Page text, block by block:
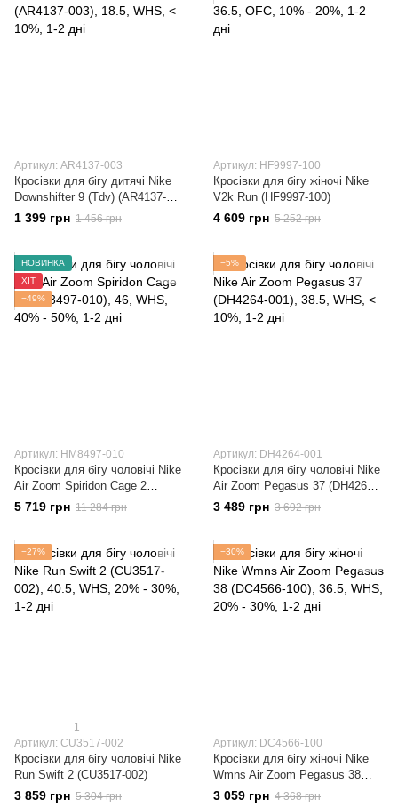
Артикул: AR4137-003
Кросівки для бігу дитячі Nike
Downshifter 9 (Tdv) (AR4137-
003)
1 399 грн 1 456 грн
Артикул: HF9997-100
Кросівки для бігу жіночі Nike
V2k Run (HF9997-100)
4 609 грн 5 252 грн
НОВИНКА
ХІТ
−49%
Артикул: HM8497-010
Кросівки для бігу чоловічі Nike
Air Zoom Spiridon Cage 2
(HM8497-010)
5 719 грн 11 284 грн
−5%
Артикул: DH4264-001
Кросівки для бігу чоловічі Nike
Air Zoom Pegasus 37 (DH4264-
001)
3 489 грн 3 692 грн
−27%
1
Артикул: CU3517-002
Кросівки для бігу чоловічі Nike
Run Swift 2 (CU3517-002)
3 859 грн 5 304 грн
−30%
Артикул: DC4566-100
Кросівки для бігу жіночі Nike
Wmns Air Zoom Pegasus 38
(DC4566-100)
3 059 грн 4 368 грн